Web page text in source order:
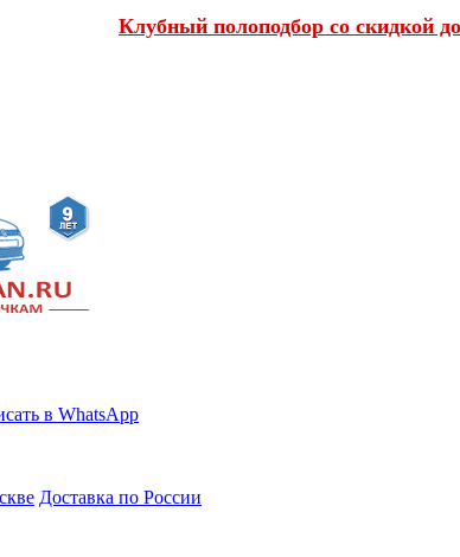
Клубный полоподбор со скидкой
в WhatsApp
Доставка по России